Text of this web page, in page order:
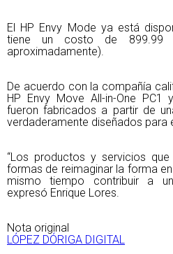
El HP Envy Mode ya está
tiene un costo de 899.99
aproximadamente).
De acuerdo con la compañía
HP Envy Move All-in-One PC1
fueron fabricados a partir de
verdaderamente diseñados para
“Los productos y servicios
formas de reimaginar la forma
mismo tiempo contribuir a
expresó Enrique Lores.
Nota original
LÓPEZ DÓRIGA DIGITAL